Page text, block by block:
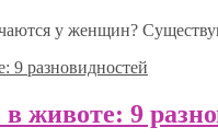
у женщин?
животе: 9